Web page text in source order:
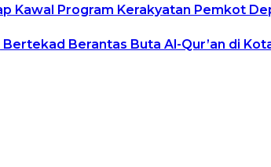
Kawal Program Kerakyatan Pemkot
Berantas Buta Al-Qur’an di